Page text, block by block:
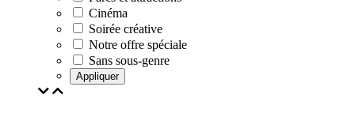
Cinéma
Soirée créative
Notre offre spéciale
Sans sous-genre
Appliquer